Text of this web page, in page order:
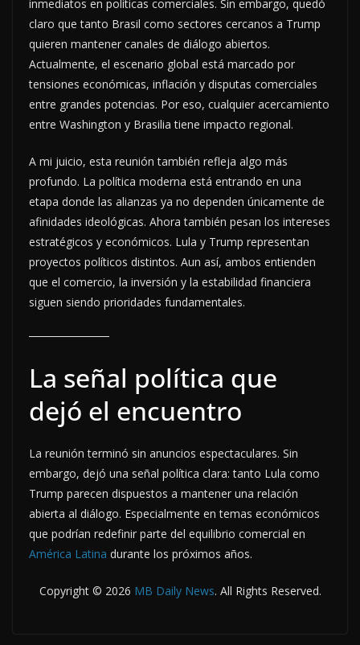
inmediatos en políticas comerciales. Sin embargo, quedó
claro que tanto Brasil como sectores cercanos a Trump
quieren mantener canales de diálogo abiertos.
Actualmente, el escenario global está marcado por
tensiones económicas, inflación y disputas comerciales
entre grandes potencias. Por eso, cualquier acercamiento
entre Washington y Brasilia tiene impacto regional.
A mi juicio, esta reunión también refleja algo más
profundo. La política moderna está entrando en una
etapa donde las alianzas ya no dependen únicamente de
afinidades ideológicas. Ahora también pesan los intereses
estratégicos y económicos. Lula y Trump representan
proyectos políticos distintos. Aun así, ambos entienden
que el comercio, la inversión y la estabilidad financiera
siguen siendo prioridades fundamentales.
La señal política que
dejó el encuentro
La reunión terminó sin anuncios espectaculares. Sin
embargo, dejó una señal política clara: tanto Lula como
Trump parecen dispuestos a mantener una relación
abierta al diálogo. Especialmente en temas económicos
que podrían redefinir parte del equilibrio comercial en
América Latina durante los próximos años.
Copyright © 2026 MB Daily News. All Rights Reserved.